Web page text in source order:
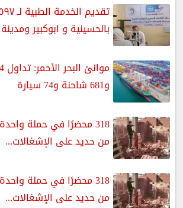
بالحسينية و ابوكبير
و681 شاحنة و74 سيارة
318 محضرًا في حملة
من حديد على الإشغالات...
318 محضرًا في حملة
من حديد على الإشغالات...